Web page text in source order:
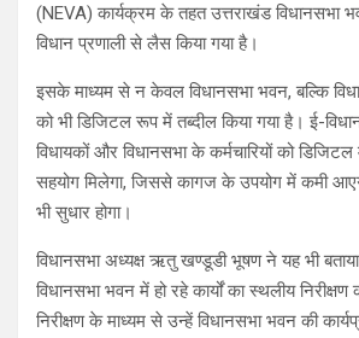
(NEVA) कार्यक्रम के तहत उत्तराखंड विधानसभा
विधान प्रणाली से लैस किया गया है।
इसके माध्यम से न केवल विधानसभा भवन, बल्कि
को भी डिजिटल रूप में तब्दील किया गया है। ई-
विधायकों और विधानसभा के कर्मचारियों को डिजिटल
सहयोग मिलेगा, जिससे कागज के उपयोग में कमी
भी सुधार होगा।
विधानसभा अध्यक्ष ऋतु खण्डूडी भूषण ने यह भी
विधानसभा भवन में हो रहे कार्यों का स्थलीय
निरीक्षण के माध्यम से उन्हें विधानसभा भवन की